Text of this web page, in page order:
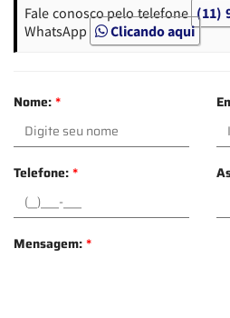
Fale conosco pelo telefone (11)
WhatsApp
Clicando aqui
Nome:*
Telefone:*
Mensagem:*